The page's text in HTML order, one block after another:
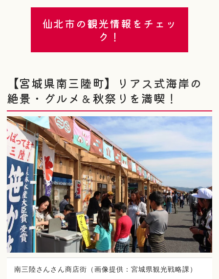
仙北市の観光情報をチェッ
ク！
【宮城県南三陸町】リアス式海岸の
絶景・グルメ＆秋祭りを満喫！
南三陸さんさん商店街（画像提供：宮城県観光戦略課）